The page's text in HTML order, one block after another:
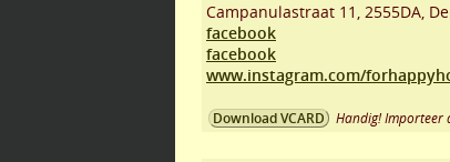
Campanulastraat 11 , 2555DA,
facebook
facebook
www.instagram.com/
Download VCARD Handig! Importeer